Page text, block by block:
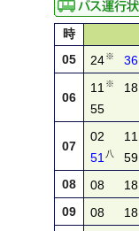
時
05
24※ 36
06
11 ※ 18
55
07
02 11
51 八 59
08 08 18
09
08 18